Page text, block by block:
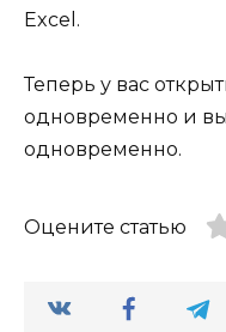
Excel.
Теперь у вас
одновременно и
одновременно.
Оцените статью